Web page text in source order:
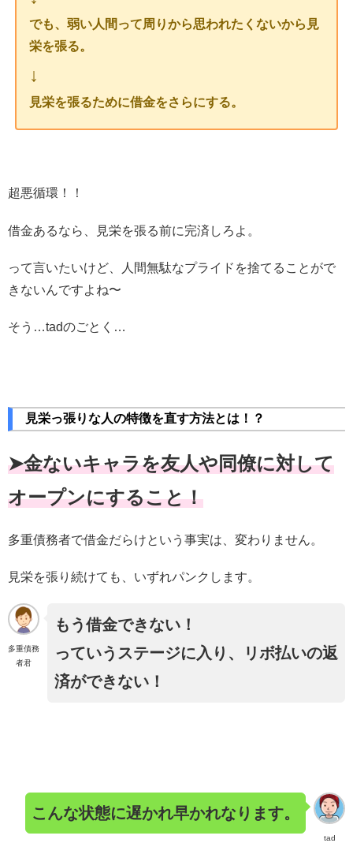
でも、弱い人間って周りから思われたくないから見
栄を張る。
↓
見栄を張るために借金をさらにする。
超悪循環！！
借金あるなら、見栄を張る前に完済しろよ。
って言いたいけど、人間無駄なプライドを捨てることがで
きないんですよね〜
そう…tadのごとく…
見栄っ張りな人の特徴を直す方法とは！？
➤金ないキャラを友人や同僚に対して
オープンにすること！
多重債務者で借金だらけという事実は、変わりません。
見栄を張り続けても、いずれパンクします。
多重債務
者君
もう借金できない！
っていうステージに入り、リボ払いの返
済ができない！
tad
こんな状態に遅かれ早かれなります。